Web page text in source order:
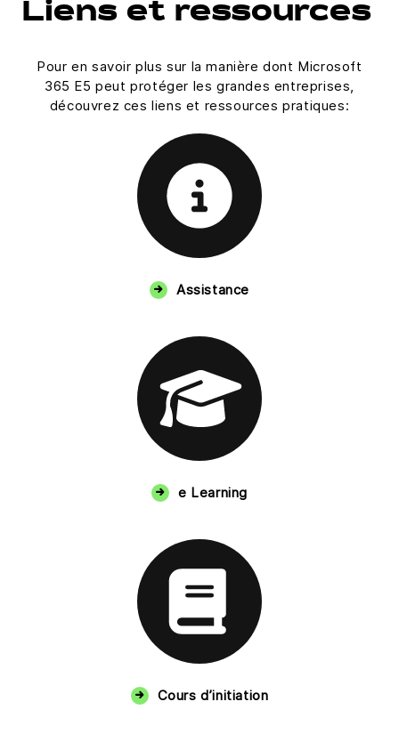
Liens et ressources
Pour en savoir plus sur la manière dont Microsoft
365 E5 peut protéger les grandes entreprises,
découvrez ces liens et ressources pratiques:
Assistance
e Learning
Cours d’initiation